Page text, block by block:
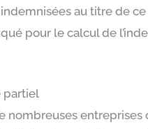
au titre de
pour le calcul de
partiel
nombreuses entreprises